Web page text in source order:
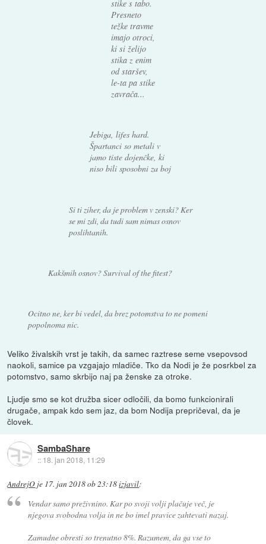
stike s tabo.
Presneto
težke travme
imajo otroci,
ki si želijo
stika z enim
od staršev,
le-ta pa stike
zavrača...
Jebiga, lifes hard.
Špartanci so metali v
jamo tiste dojenčke, ki
niso bili sposobni za boj
Si ti ziher, da je problem v zenski? Ker
se mi zdi, da tudi sam nimas osnov
poslihtanih.
Kakšmih osnov? Survival of the fitest?
Ocitno ne, ker bi vedel, da brez potomstva to ne pomeni
popolnoma nic.
Veliko živalskih vrst je takih, da samec raztrese seme vsepovsod
naokoli, samice pa vzgajajo mladiče. Tko da Nodi je že posrkbel za
potomstvo, samo skrbijo naj pa ženske za otroke.
Ljudje smo se kot družba sicer odločili, da bomo funkcionirali
drugače, ampak kdo sem jaz, da bom Nodija prepričeval, da je
človek.
SambaShare
:: 18. jan 2018, 11:29
AndrejO je 17. jan 2018 ob 23:18izjavil:
Vendar samo preživnino. Kar po svoji volji plačuje več, je
njegova svobodna volja in ne bo imel pravice zahtevati nazaj.
Zamudne obresti so trenutno 8%. Razumem, da ga vse to